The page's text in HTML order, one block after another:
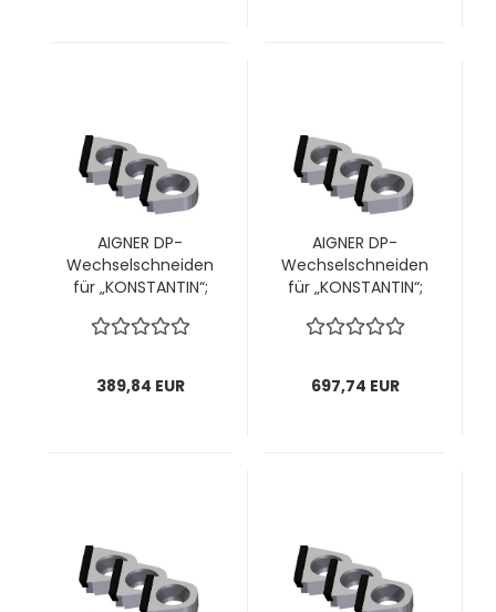
AIGNER DP-
Wechselschneiden
für „KONSTANTIN“;
14,5x14,1x4,7mm, 1
389,84 EUR
AIGNER DP-
Wechselschneiden
für „KONSTANTIN“;
VPE = 14 Stück
697,74 EUR